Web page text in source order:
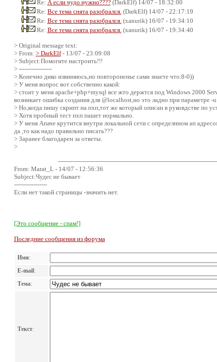
Re: А если чудо нужно????(DarkElf) 14/07 - 18:32:00
Re: Все тема снята разобрался. (DarkElf) 14/07 - 22:17:19
Re: Все тема снята разобрался. (xanurik) 16/07 - 19:34:10
Re: Все тема снята разобрался. (xanurik) 16/07 - 19:34:40
> Original message text:
> From: > DarkElf- 13/07 - 23:09:08
> Subject:Помогите настроить!!!
> -----------------
> Конечно дико извиняюсь,но повтороненье сами знаете что.8-0))
> У меня вопрос вот собственно какой:
> стоит у меня apache+php+mysql все жто держтся под Windows 2000
возникает ошибка создания для @localhost,но это ладно при параметре -
> Но,когда пишу скрипт на пхп,тот же который описан в руковдстве по
> Хотя пробный тест пхп пашет нормально.
> У меня Апаче крутится внутри локальной сети с определнном ап
да ,то как надо правильно писать???
> Заранее благодарен за ответы.
>
From: Marat_L - 14/07 - 12:56:36
Subject:Чудес не бывает
-----------------
Если нет такой страницы -значить нет.
[Это сообщение - спам!]
Последние сообщения из форума
Имя:
E-mail:
Тема:
Текст: